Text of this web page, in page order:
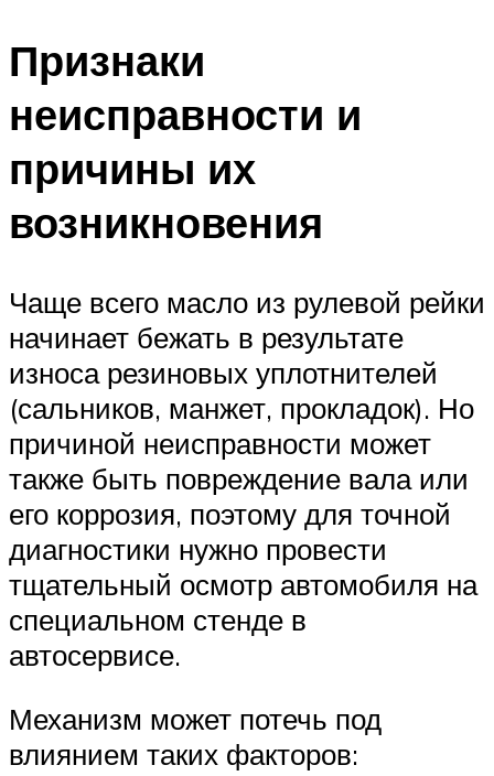
Признаки
неисправности и
причины их
возникновения
Чаще всего масло из рулевой рейки
начинает бежать в результате
износа резиновых уплотнителей
(сальников, манжет, прокладок). Но
причиной неисправности может
также быть повреждение вала или
его коррозия, поэтому для точной
диагностики нужно провести
тщательный осмотр автомобиля на
специальном стенде в
автосервисе.
Механизм может потечь под
влиянием таких факторов: